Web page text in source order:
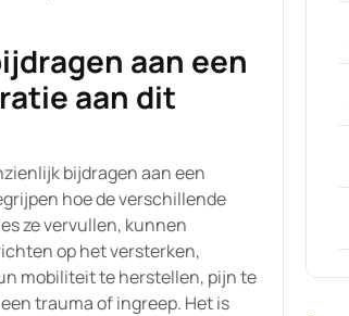
aan een
aan dit
bijdragen aan een
hoe de verschillende
ze vervullen, kunnen
op het versterken,
mobiliteit te herstellen, pijn te
trauma of ingreep. Het is